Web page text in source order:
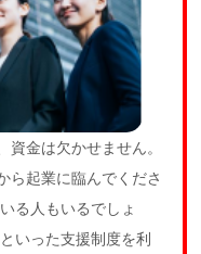
資金は欠かせません。
ら起業に臨んでくださ
る人もいるでしょ
いった支援制度を利